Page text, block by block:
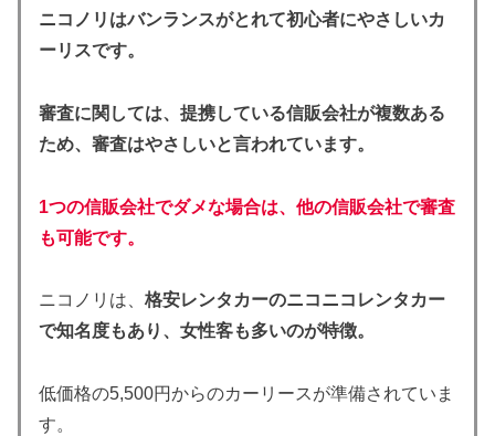
ニコノリはバンランスがとれて初心者にやさしいカ
ーリスです。
審査に関しては、提携している信販会社が複数ある
ため、審査はやさしいと言われています。
1つの信販会社でダメな場合は、他の信販会社で審査
も可能です。
ニコノリは、 格安レンタカーのニコニコレンタカー
で知名度もあり、女性客も多いのが特徴。
低価格の5,500円からのカーリースが準備されていま
す。